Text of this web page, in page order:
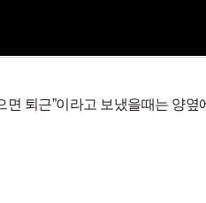
면 퇴근”이라고 보냈을때는 양옆